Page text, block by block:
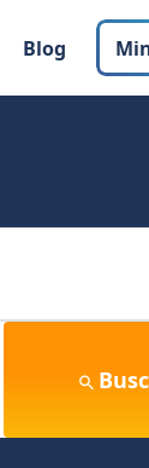
Blog